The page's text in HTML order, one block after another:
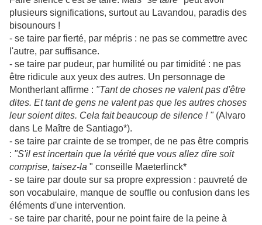
plusieurs significations, surtout au Lavandou, paradis des
bisounours !
- se taire par fierté, par mépris : ne pas se commettre avec
l'autre, par suffisance.
- se taire par pudeur, par humilité ou par timidité : ne pas
être ridicule aux yeux des autres. Un personnage de
Montherlant affirme : "Tant de choses ne valent pas d'être
dites. Et tant de gens ne valent pas que les autres choses
leur soient dites. Cela fait beaucoup de silence ! " (Alvaro
dans Le Maître de Santiago*).
- se taire par crainte de se tromper, de ne pas être compris
: "S'il est incertain que la vérité que vous allez dire soit
comprise, taisez-la " conseille Maeterlinck*
- se taire par doute sur sa propre expression : pauvreté de
son vocabulaire, manque de souffle ou confusion dans les
éléments d'une intervention.
- se taire par charité, pour ne point faire de la peine à